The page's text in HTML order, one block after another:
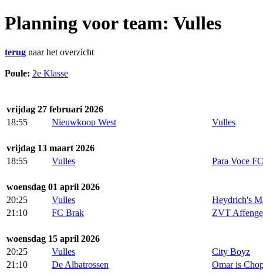
Planning voor team: Vulles
terug naar het overzicht
Poule: 2e Klasse
vrijdag 27 februari 2026
18:55
Nieuwkoop West Vulles
vrijdag 13 maart 2026
18:55
Vulles Para Voce FC
woensdag 01 april 2026
20:25
Vulles
Heydrich's
21:10
FC Brak ZVT
woensdag 15 april 2026
20:25
Vulles
City Boyz
21:10
De Albatrossen Omar is